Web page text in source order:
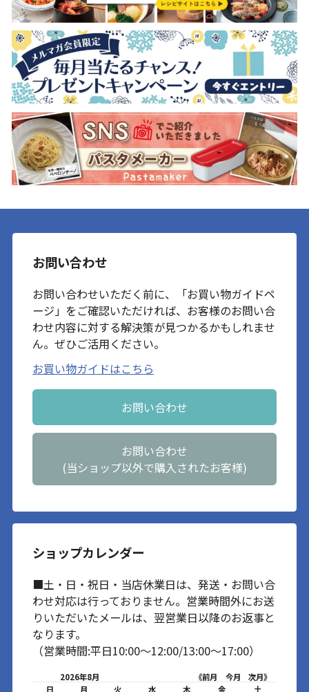
お問い合わせ
お問い合わせいただく前に、「お買い物ガイドペ
ージ」をご確認いただければ、お客様のお問い合
わせ内容に対する解決策が見つかるかもしれませ
ん。ぜひご活用ください。
お買い物ガイドはこちら
お問い合わせ
お問い合わせ
(当ショップ以外で購入されたお客様)
ショップカレンダー
■土・日・祝日・当店休業日は、発送・お問い合
わせ対応は行っておりません。営業時間外にお送
りいただいたメールは、翌営業日以降のお返事と
なります。
（営業時間:平日10:00～12:00/13:00～17:00）
2026年8月 《前月 今月
次月》
日
月 火 水 木 金 土